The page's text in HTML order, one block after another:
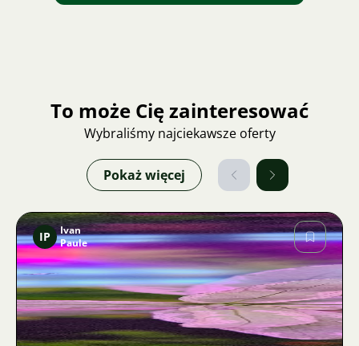
To może Cię zainteresować
Wybraliśmy najciekawsze oferty
Pokaż więcej
Zdjęcie
IP
Ivan
Paule